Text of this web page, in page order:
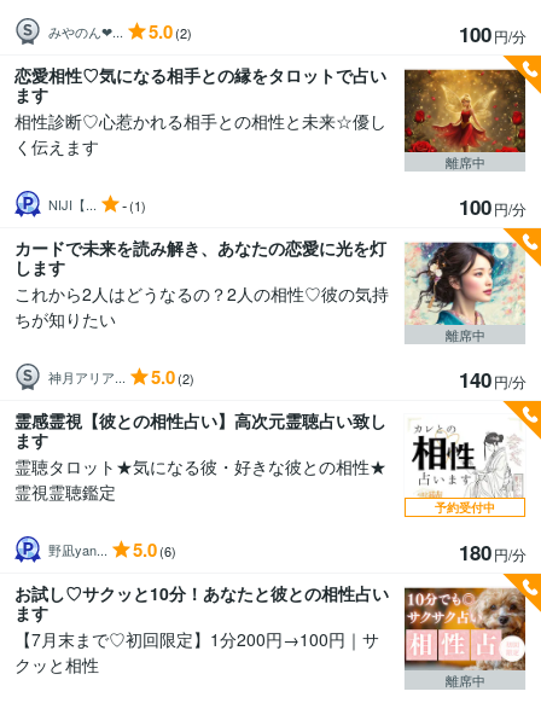
みやのん❤... 5.0(2) 100円/分
恋愛相性♡気になる相手との縁をタロットで占い
ます
相性診断♡心惹かれる相手との相性と未来☆優し
く伝えます
NIJI【... -(1) 100円/分
離席中
カードで未来を読み解き、あなたの恋愛に光を灯
します
これから2人はどうなるの？2人の相性♡彼の気持
ちが知りたい
神月アリア... 5.0(2) 140円/分
離席中
霊感霊視【彼との相性占い】高次元霊聴占い致し
ます
霊聴タロット★気になる彼・好きな彼との相性★
霊視霊聴鑑定
野凪yan... 5.0(6) 180円/分
予約受付中
お試し♡サクッと10分！あなたと彼との相性占い
ます
【7月末まで♡初回限定】1分200円→100円｜サ
クッと相性
離席中